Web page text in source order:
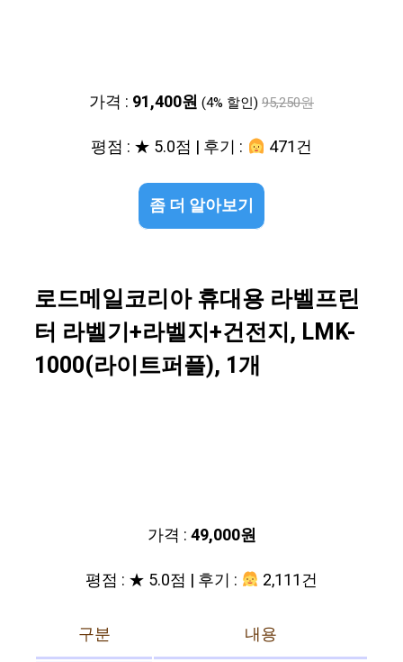
가격 : 91,400원 (4% 할인) 95,250원
평점 : ★ 5.0점 | 후기 : 471건
좀 더 알아보기
로드메일코리아 휴대용 라벨프린
터 라벨기+라벨지+건전지, LMK-
1000(라이트퍼플), 1개
가격 :49,000원
평점 : ★ 5.0점 | 후기 :
2,111건
구분
내용